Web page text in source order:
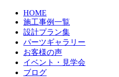
HOME
施工事例一覧
設計プラン集
パーツギャラリー
お客様の声
イベント・見学会
ブログ